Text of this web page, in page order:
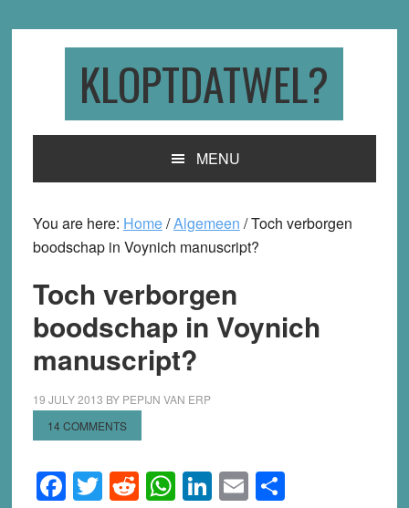
KLOPTDATWEL?
MENU
You are here: Home/Algemeen /Toch verborgen
boodschap in Voynich manuscript?
Toch verborgen
boodschap in Voynich
manuscript?
19 JULY 2013 BY PEPIJN VAN ERP
14 COMMENTS
Facebook
Twitter
Reddit
WhatsApp
LinkedIn
EmailShare